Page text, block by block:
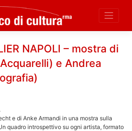
NAPOLI – mostra di
e Andrea
e di Anke Armandi in una mostra sulla
quadro introspettivo su ogni artista, formato